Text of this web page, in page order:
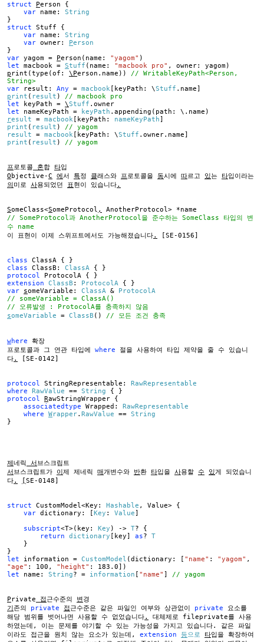
struct Person {
var name: String
}
struct Stuff {
var name: String
var owner: Person
}
var yagom = Person(name: "yagom" )
let macbook = Stuff (name: "macbook pro" , owner: yagom)
p rint(type(of: \Person.name)) // WritableKeyPath<Person,
String>
var result: Any = macbook [keyPath: \Stuff .name]
p rint ( result ) // macbook pro
let keyPath = \Stuff .owner
let nameKeyPath = keyPath .appending(path: \.name)
result = macbook [keyPath: nameKeyPath
print ( result ) // yagom
result = macbook [keyPath: \Stuff .owner.name]
print ( result ) // yagom
프로토콜 혼합 타입
O bjective-C 에 서 특정 클래스와 프로토콜을 동시에 따르고 있는 타입이라는
의 미로 사용되었던 표현이 있습니다.
SomeClass<SomeProtocol ,
AnotherProtocol> *name
// SomeProtocol과 AnotherProtocol을 준수하는 SomeClass 타입의 변
수 name
이 표현이 이제 스위프트에서도 가능해졌습니다. [SE-0156]
class ClassA { }
class ClassB: ClassA { }
protocol ProtocolA { }
extension
ClassB : ProtocolA { }
var
someVariable: ClassA &
ProtocolA
// someVariable = ClassA()
// 오류발생 : ProtocolA를 충족하지 않음
someVariable = ClassB () // 모든 조건 충족
where 확장
프로토콜과 그 연관 타입에 where 절을 사용하여 타입 제약을 줄 수 있습니
다. [SE-0142]
protocol StringRepresentable: RawRepresentable
where
RawValue == String { }
protocol
RawStringWrapper {
associatedtype Wrapped: RawRepresentable
where
Wrapper. RawValue == String
}
제 네릭 서브스크립트
서브스크립트가 이 제 제네릭 매개변수와 반환 타입을 사용할 수 있게 되었습니
다. SE-0148]
struct CustomModel<Key: Hashable , Value> {
var dictionary: [ Key : Value
subscript<T>(key: Key ) -> T? {
return
dictionary [key] as? T
}
}
let information = CustomModel (dictionary: [ "name" : "yagom" ,
"age" : 100, "height" : 183.0])
let name: String? = information "name" // yagom
P rivate 접근수준의 변경
기 존의 private 접근수준은 같은 파일인 여부와 상관없이 private 요소를
해당 범위를 벗어나면 사용할 수 없었습니다.
대체제로 fileprivate를 사용
하였는데, 이는 문제를 야기할 수 있는 가능성을 가지고 있습니다. 같은 파일
이라도 접근을 원치 않는 요소가 있는데, extension 등으로 타입을 확장하여